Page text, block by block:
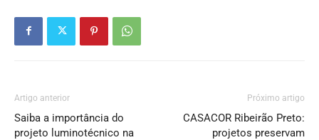
Artigo anterior
Saiba a importância do
projeto luminotécnico na
Próximo artigo
CASACOR Ribeirão Preto:
projetos preservam